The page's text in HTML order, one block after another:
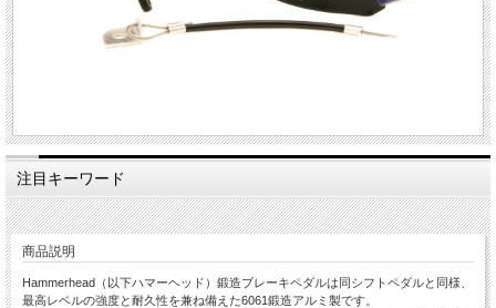
注目キーワード
商品説明
Hammerhead（以下ハマーヘッド）鍛造ブレーキペダルは同シフトペダルと同様、
最高レベルの強度と耐久性を兼ね備えた6061鍛造アルミ製です。